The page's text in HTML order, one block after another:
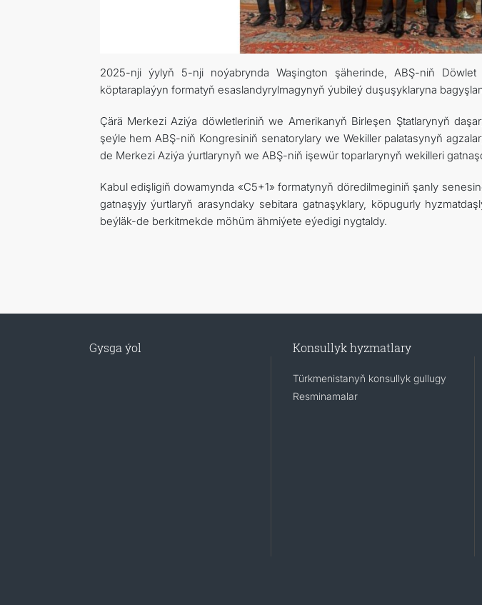
2025-nji ýylyň 5-nji noýabrynda Waşington şäherinde, ABŞ-niň Döwlet
köptaraplaýyn formatyň esaslandyrylmagynyň ýubileý duşuşyklaryna
Çärä Merkezi Aziýa döwletleriniň we Amerikanyň Birleşen Ştatlarynyň
şeýle hem ABŞ-niň Kongresiniň senatorylary we Wekiller palatasynyň
de Merkezi Aziýa ýurtlarynyň we ABŞ-niň işewür toparlarynyň wekilleri
Kabul edişligiň dowamynda «C5+1» formatynyň döredilmeginiň şanly
gatnaşyjy ýurtlaryň arasyndaky sebitara gatnaşyklary, köpugurly
beýläk-de berkitmekde möhüm ähmiýete eýedigi nygtaldy.
Gysga ýol Konsullyk hyzmatlary
Türkmenistanyň konsullyk gullugy
Resminamalar